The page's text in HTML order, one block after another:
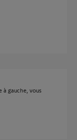
à gauche, vous